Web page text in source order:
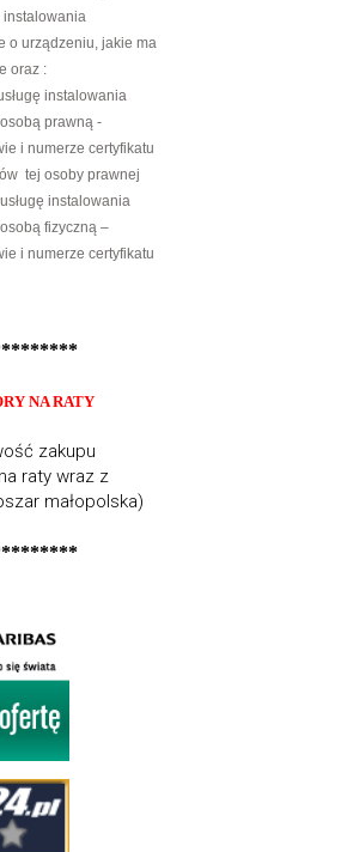
instalowania
o urządzeniu, jakie ma
oraz :
instalowania
prawną -
i numerze certyfikatu
tej osoby prawnej
instalowania
fizyczną –
i numerze certyfikatu
NA RATY
zakupu
raty wraz z
małopolska)